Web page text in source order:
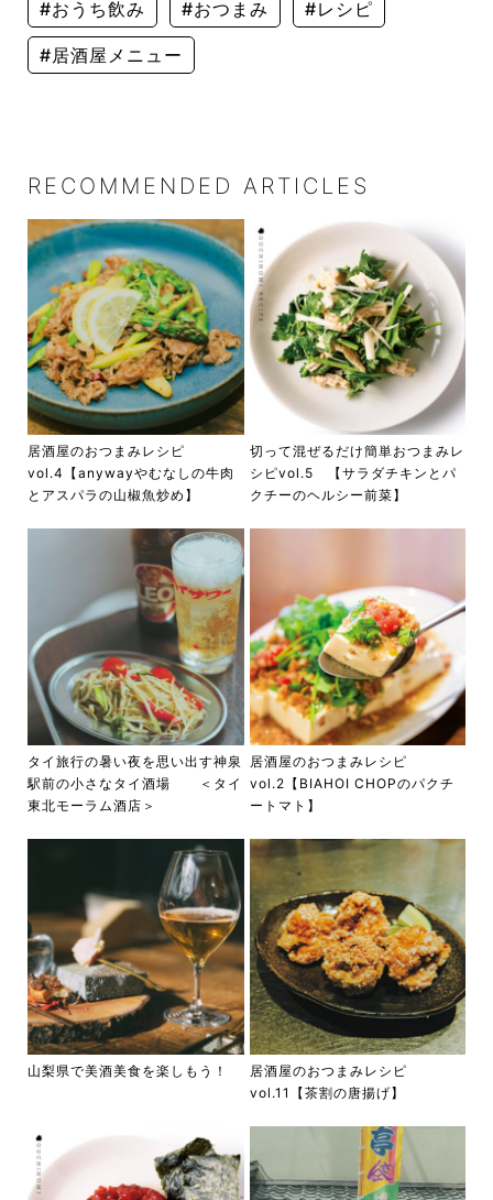
#おうち飲み #おつまみ #レシピ
#居酒屋メニュー
RECOMMENDED ARTICLES
居酒屋のおつまみレシピ
vol.4【anywayやむなしの牛肉
とアスパラの山椒魚炒め】
切って混ぜるだけ簡単おつまみレ
シピvol.5 【サラダチキンとパ
クチーのヘルシー前菜】
タイ旅行の暑い夜を思い出す神泉
駅前の小さなタイ酒場 ＜タイ
東北モーラム酒店＞
居酒屋のおつまみレシピ
vol.2【BIAHOI CHOPのパクチ
ートマト】
山梨県で美酒美食を楽しもう！
居酒屋のおつまみレシピ
vol.11【茶割の唐揚げ】